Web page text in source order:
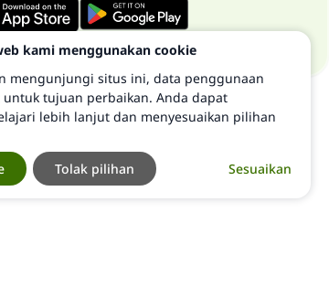
kami menggunakan cookie
mengunjungi situs ini, data penggunaan
tujuan perbaikan. Anda dapat
lebih lanjut dan menyesuaikan pilihan
Sesuaikan
Tolak pilihan